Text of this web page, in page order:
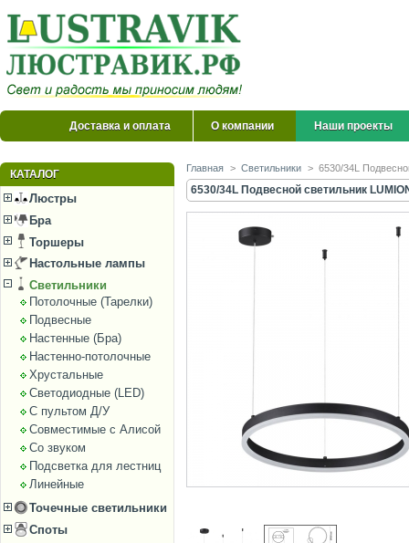
Доставка и оплата О компании Наши проекты
КАТАЛОГ
Люстры
Бра
Торшеры
Настольные лампы
Светильники
Потолочные (Тарелки)
Подвесные
Настенные (Бра)
Настенно-потолочные
Хрустальные
Светодиодные (LED)
С пультом Д/У
Совместимые с Алисой
Со звуком
Подсветка для лестниц
Линейные
Точечные светильники
Споты
Главная > Светильники > 6530/34L
6530/34L Подвесной светильник